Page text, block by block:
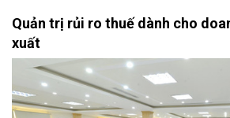
Quản trị rủi ro thuế dành cho
xuất